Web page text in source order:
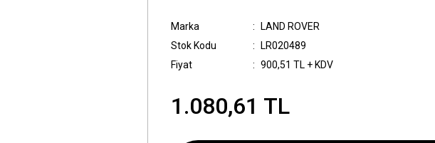
Marka
LAND ROVER
Stok Kodu
LR020489
Fiyat
900,51 TL + KDV
1.080,61 TL